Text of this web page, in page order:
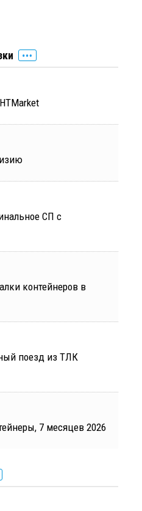
СП с
контейнеров в
поезд из ТЛК
7 месяцев 2026